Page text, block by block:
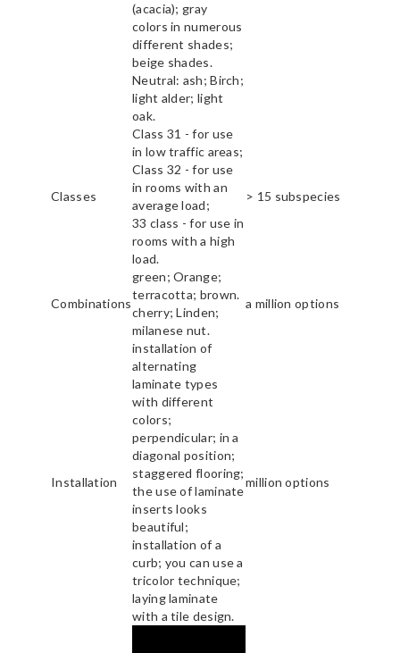
(acacia); gray
colors in numerous
different shades;
beige shades.
Neutral: ash; Birch;
light alder; light
oak.
Classes
Class 31 - for use
in low traffic areas;
Class 32 - for use
in rooms with an
average load;
33 class - for use in
rooms with a high
load.
> 15 subspecies
Combinations
green; Orange;
terracotta; brown.
cherry; Linden;
milanese nut.
a million options
Installation
installation of
alternating
laminate types
with different
colors;
perpendicular; in a
diagonal position;
staggered flooring;
the use of laminate
inserts looks
beautiful;
installation of a
curb; you can use a
tricolor technique;
laying laminate
with a tile design.
million options